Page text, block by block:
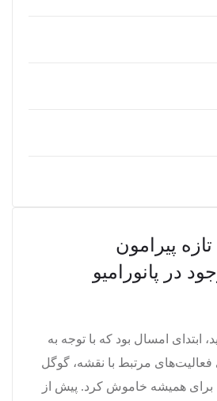
پیرامون
در پانورامیو
ابتدای امسال بود که با توجه به
مرتبط با نقشه، گوگل
برای همیشه خاموش کرد. پیش از